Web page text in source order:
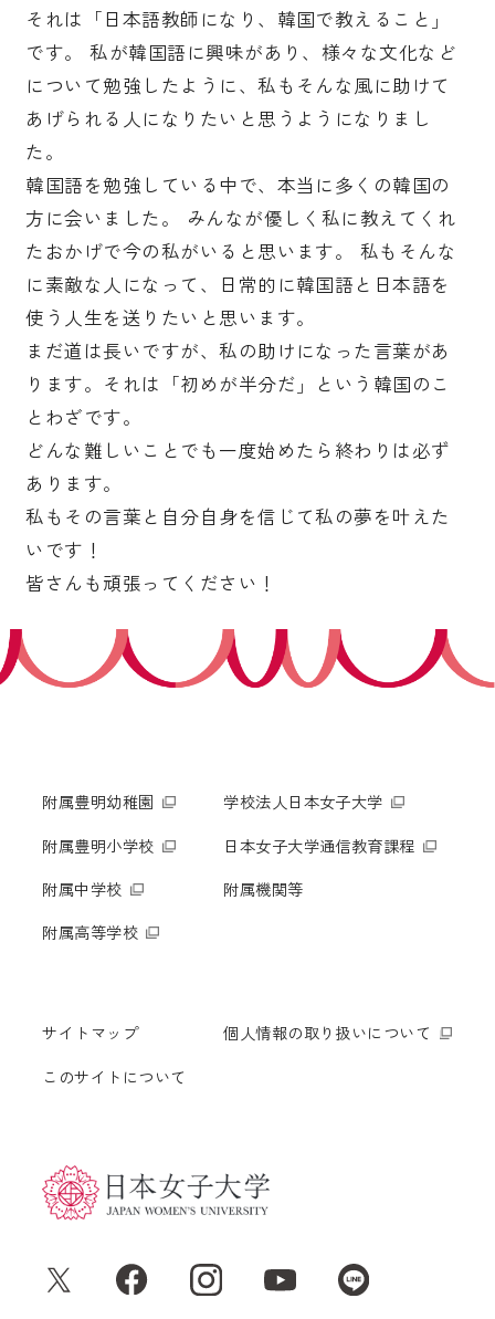
それは「日本語教師になり、韓国で教えること」
です。 私が韓国語に興味があり、様々な文化など
について勉強したように、私もそんな風に助けて
あげられる人になりたいと思うようになりまし
た。
韓国語を勉強している中で、本当に多くの韓国の
方に会いました。 みんなが優しく私に教えてくれ
たおかげで今の私がいると思います。 私もそんな
に素敵な人になって、日常的に韓国語と日本語を
使う人生を送りたいと思います。
まだ道は長いですが、私の助けになった言葉があ
ります。それは「初めが半分だ」という韓国のこ
とわざです。
どんな難しいことでも一度始めたら終わりは必ず
あります。
私もその言葉と自分自身を信じて私の夢を叶えた
いです！
皆さんも頑張ってください！
附属豊明幼稚園
附属豊明小学校
附属中学校
附属高等学校
学校法人日本女子大学
日本女子大学通信教育課程
附属機関等
サイトマップ
このサイトについて
個人情報の取り扱いについて